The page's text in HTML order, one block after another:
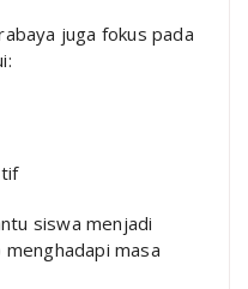
juga fokus pada
siswa menjadi
masa